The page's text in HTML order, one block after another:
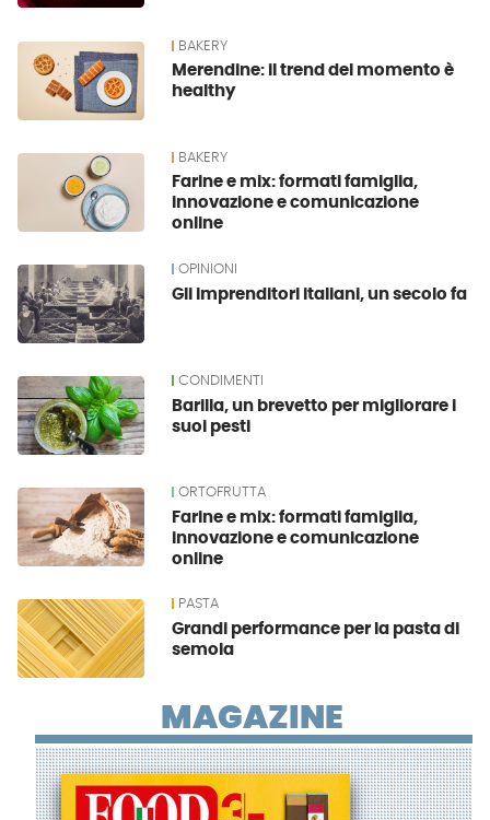
BAKERY
Merendine: il trend del momento è
healthy
BAKERY
Farine e mix: formati famiglia,
innovazione e comunicazione
online
OPINIONI
Gli imprenditori italiani, un secolo fa
CONDIMENTI
Barilla, un brevetto per migliorare i
suoi pesti
ORTOFRUTTA
Farine e mix: formati famiglia,
innovazione e comunicazione
online
PASTA
Grandi performance per la pasta di
semola
MAGAZINE